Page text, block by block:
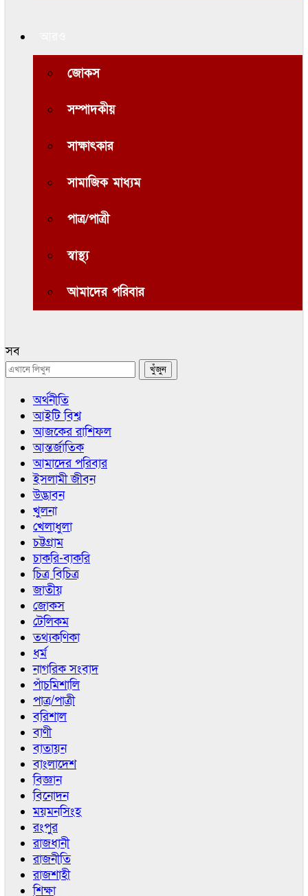
জোকস
সম্পাদকীয়
সাক্ষাৎকার
সামাজিক মাধ্যম
পাত্র/পাত্রী
স্বাস্থ্য
আমাদের পরিবার
সব
অর্থনীতি
আইটি বিশ্ব
আজকের রাশিফল
আন্তর্জাতিক
আমাদের পরিবার
ইসলামী জীবন
উদ্ভাবন
খুলনা
খেলাধুলা
চট্টগ্রাম
চাকরি-বাকরি
চিত্র বিচিত্র
জাতীয়
জোকস
টেলিকম
তথ্যকণিকা
ধর্ম
নাগরিক সংবাদ
পাঁচমিশালি
পাত্র/পাত্রী
বরিশাল
বাণী
বাতায়ন
বাংলাদেশ
বিজ্ঞান
বিনোদন
ময়মনসিংহ
রংপুর
রাজধানী
রাজনীতি
রাজশাহী
শিক্ষা